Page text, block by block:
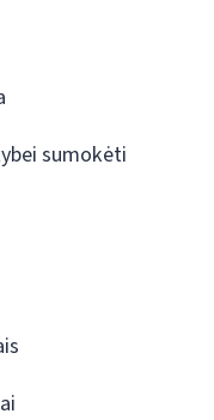
sumokėti